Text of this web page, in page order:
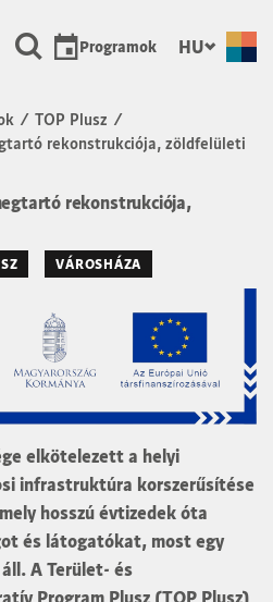
Programok HU
/ TOP Plusz /
rekonstrukciója, zöldfelületi
rekonstrukciója,
VÁROSHÁZA
elkötelezett a helyi
infrastruktúra korszerűsítése
hosszú évtizedek óta
és látogatókat, most egy
A Terület- és
Program Plusz (TOP Plusz)